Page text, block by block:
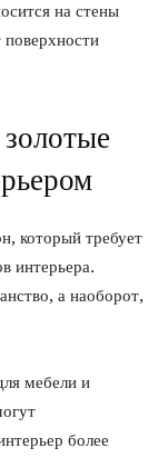
на стены
который требует
интерьера.
а наоборот,
мебели и
более